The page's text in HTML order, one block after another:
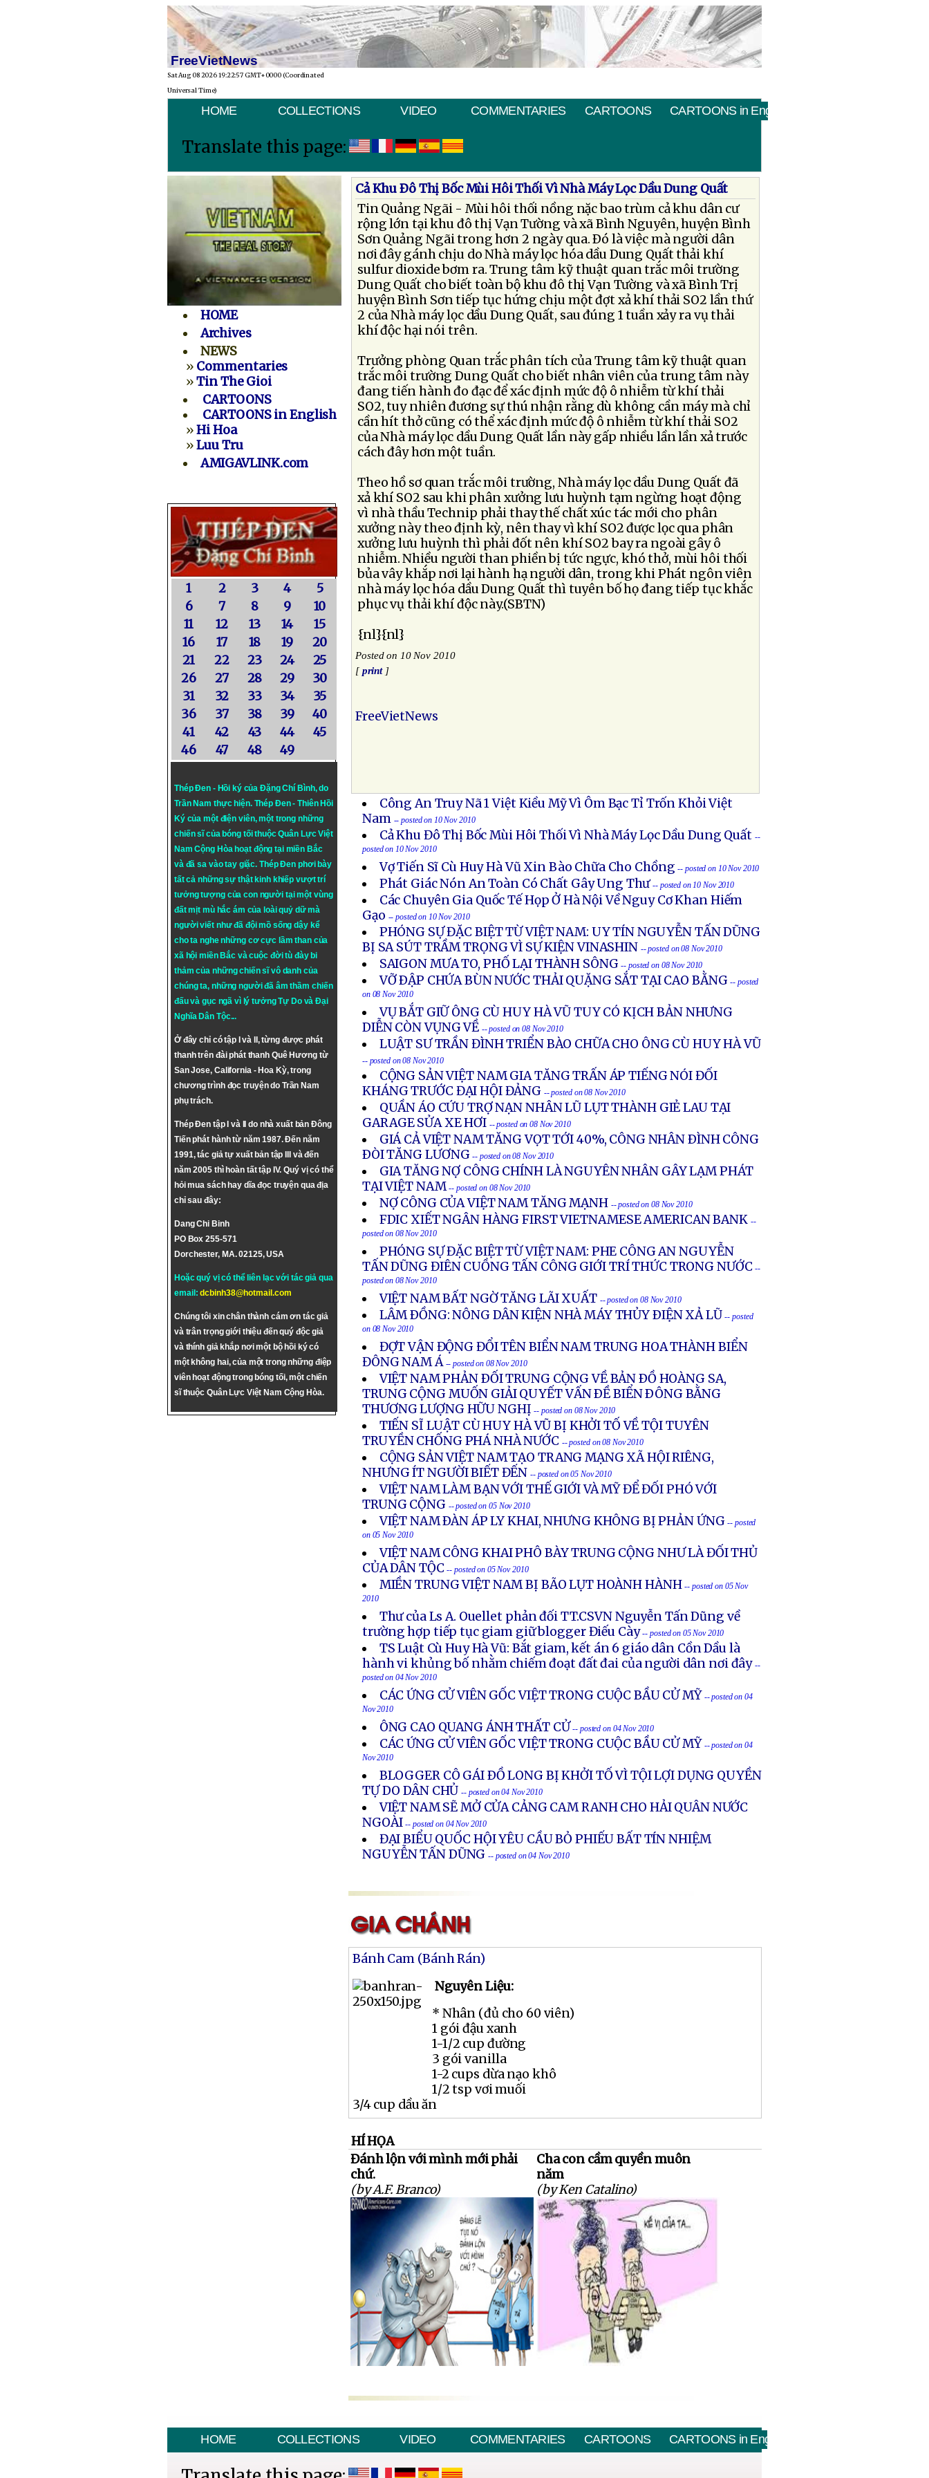
FreeVietNews
Sat Aug 08 2026 19:22:57 GMT+0000 (Coordinated
Universal Time)
HOME COLLECTIONS VIDEO COMMENTARIES CARTOONS CARTOONS in English
Translate this page:
HOME
Archives
NEWS
» Commentaries
»Tin The Gioi
CARTOONS
CARTOONS in English
»Hi Hoa
»Luu Tru
AMIGAVLINK.com
1 2 3 4
5
6
7 8 9
10
11
12 13 14
15
16
17 18 19
20
21
22 23 24
25
26
27 28 29
30
31
32 33 34
35
36
37 38 39
40
41
42 43 44
45
46
47 48 49
Thép Đen - Hồi ký của Đặng Chí Bình, do
Trần Nam thực hiện. Thép Đen- Thiên Hồi
Ký của một điện viên, một trong những
chiến sĩ của bóng tối thuộc Quân Lực Việt
Nam Cộng Hòa hoạt động tại miền Bắc
và đã sa vào tay giặc. Thép Đen phơi bày
tất cả những sự thật kinh khiếp vượt trí
tưởng tượng của con người tại một vùng
đất mịt mù hắc ám của loài quỷ dữ mà
người viết như đã đội mồ sống dậy kể
cho ta nghe những cơ cực lầm than của
xã hội miền Bắc và cuộc đời tù đày bi
thảm của những chiến sĩ vô danh của
chúng ta, những người đã âm thầm chiến
đấu và gục ngã vì lý tưởngTự DovàĐại
Nghĩa Dân Tộc...
Ở đây chỉ có tập I và II, từng được phát
thanh trên đài phát thanh Quê Hương từ
San Jose, California - Hoa Kỳ, trong
chương trình đọc truyện do Trần Nam
phụ trách.
Thép Đen tập I và II do nhà xuất bản Đông
Tiến phát hành từ năm 1987. Đến năm
1991, tác giả tự xuất bản tập III và đến
năm 2005 thì hoàn tất tập IV. Quý vị có thể
hỏi mua sách hay dĩa đọc truyện qua địa
chỉ sau đây:
Dang Chi Binh
PO Box 255-571
Dorchester, MA. 02125, USA
Hoặc quý vị có thể liên lạc với tác giả qua
email:dcbinh38@hotmail.com
Chúng tôi xin chân thành cám ơn tác giả
và trân trọng giới thiệu đến quý độc giả
và thính giả khắp nơi một bộ hồi ký có
một không hai, của một trong những điệp
viên hoạt động trong bóng tối, một chiến
sĩ thuộc Quân Lực Việt Nam Cộng Hòa.
Cả Khu Ðô Thị Bốc Mùi Hôi Thối Vì Nhà Máy Lọc Dầu Dung Quất
Tin Quảng Ngãi - Mùi hôi thối nồng nặc bao trùm cả khu dân cư
rộng lớn tại khu đô thị Vạn Tường và xã Bình Nguyên, huyện Bình
Sơn Quảng Ngãi trong hơn 2 ngày qua. Ðó là việc mà người dân
nơi đây gánh chịu do Nhà máy lọc hóa dầu Dung Quất thải khí
sulfur dioxide bơm ra. Trung tâm kỹ thuật quan trắc môi trường
Dung Quất cho biết toàn bộ khu đô thị Vạn Tường và xã Bình Trị
huyện Bình Sơn tiếp tục hứng chịu một đợt xả khí thải SO2 lần thứ
2 của Nhà máy lọc dầu Dung Quất, sau đúng 1 tuần xảy ra vụ thải
khí độc hại nói trên.
Trưởng phòng Quan trắc phân tích của Trung tâm kỹ thuật quan
trắc môi trường Dung Quất cho biết nhân viên của trung tâm này
đang tiến hành đo đạc để xác định mức độ ô nhiễm từ khí thải
SO2, tuy nhiên đương sự thú nhận rằng dù không cần máy mà chỉ
cần hít thở cũng có thể xác định mức độ ô nhiễm từ khí thải SO2
của Nhà máy lọc dầu Dung Quất lần này gấp nhiều lần lần xả trước
cách đây hơn một tuần.
Theo hồ sơ quan trắc môi trường, Nhà máy lọc dầu Dung Quất đã
xả khí SO2 sau khi phân xưởng lưu huỳnh tạm ngừng hoạt động
vì nhà thầu Technip phải thay thế chất xúc tác mới cho phân
xưởng này theo định kỳ, nên thay vì khí SO2 được lọc qua phân
xưởng lưu huỳnh thì phải đốt nên khí SO2 bay ra ngoài gây ô
nhiễm. Nhiều người than phiền bị tức ngực, khó thở, mùi hôi thối
bủa vây khắp nơi lại hành hạ người dân, trong khi Phát ngôn viên
nhà máy lọc hóa dầu Dung Quất thì tuyên bố họ đang tiếp tục khắc
phục vụ thải khí độc này.(SBTN)
{nl}{nl}
Posted on 10 Nov 2010
[print]
FreeVietNews
Công An Truy Nã 1 Việt Kiều Mỹ Vì Ôm Bạc Tỉ Trốn Khỏi Việt
Nam -- posted on 10 Nov 2010
Cả Khu Đô Thị Bốc Mùi Hôi Thối Vì Nhà Máy Lọc Dầu Dung Quất --
posted on 10 Nov 2010
Vợ Tiến Sĩ Cù Huy Hà Vũ Xin Bào Chữa Cho Chồng -- posted on 10 Nov 2010
Phát Giác Nón An Toàn Có Chất Gây Ung Thư -- posted on 10 Nov 2010
Các Chuyên Gia Quốc Tế Họp Ở Hà Nội Về Nguy Cơ Khan Hiếm
Gạo -- posted on 10 Nov 2010
PHÓNG SỰ ĐẶC BIỆT TỪ VIỆT NAM: UY TÍN NGUYỄN TẤN DŨNG
BỊ SA SÚT TRẦM TRỌNG VÌ SỰ KIỆN VINASHIN -- posted on 08 Nov 2010
SAIGON MƯA TO, PHỐ LẠI THÀNH SÔNG-- posted on 08 Nov 2010
VỠ ÐẬP CHỨA BÙN NƯỚC THẢI QUẶNG SẮT TẠI CAO BẰNG-- posted
on 08 Nov 2010
VỤ BẮT GIỮ ÔNG CÙ HUY HÀ VŨ TUY CÓ KỊCH BẢN NHƯNG
DIỄN CÒN VỤNG VỀ -- posted on 08 Nov 2010
LUẬT SƯ TRẦN ĐÌNH TRIỂN BÀO CHỮA CHO ÔNG CÙ HUY HÀ VŨ
-- posted on 08 Nov 2010
CỘNG SẢN VIỆT NAM GIA TĂNG TRẤN ÁP TIẾNG NÓI ĐỐI
KHÁNG TRƯỚC ĐẠI HỘI ĐẢNG -- posted on 08 Nov 2010
QUẦN ÁO CỨU TRỢ NẠN NHÂN LŨ LỤT THÀNH GIẺ LAU TẠI
GARAGE SỬA XE HƠI -- posted on 08 Nov 2010
GIÁ CẢ VIỆT NAM TĂNG VỌT TỚI 40%, CÔNG NHÂN ÐÌNH CÔNG
ÐÒI TĂNG LƯƠNG -- posted on 08 Nov 2010
GIA TĂNG NỢ CÔNG CHÍNH LÀ NGUYÊN NHÂN GÂY LẠM PHÁT
TẠI VIỆT NAM -- posted on 08 Nov 2010
NỢ CÔNG CỦA VIỆT NAM TĂNG MẠNH -- posted on 08 Nov 2010
FDIC XIẾT NGÂN HÀNG FIRST VIETNAMESE AMERICAN BANK --
posted on 08 Nov 2010
PHÓNG SỰ ĐẶC BIỆT TỪ VIỆT NAM: PHE CÔNG AN NGUYỄN
TẤN DŨNG ĐIÊN CUỒNG TẤN CÔNG GIỚI TRÍ THỨC TRONG NƯỚC --
posted on 08 Nov 2010
VIỆT NAM BẤT NGỜ TĂNG LÃI XUẤT -- posted on 08 Nov 2010
LÂM ÐỒNG: NÔNG DÂN KIỆN NHÀ MÁY THỦY ÐIỆN XẢ LŨ -- posted
on 08 Nov 2010
ĐỢT VẬN ĐỘNG ĐỔI TÊN BIỂN NAM TRUNG HOA THÀNH BIỂN
ĐÔNG NAM Á -- posted on 08 Nov 2010
VIỆT NAM PHẢN ÐỐI TRUNG CỘNG VỀ BẢN ÐỒ HOÀNG SA,
TRUNG CỘNG MUỐN GIẢI QUYẾT VẤN ÐỀ BIỂN ÐÔNG BẰNG
THƯƠNG LƯỢNG HỮU NGHỊ -- posted on 08 Nov 2010
TIẾN SĨ LUẬT CÙ HUY HÀ VŨ BỊ KHỞI TỐ VỀ TỘI TUYÊN
TRUYỀN CHỐNG PHÁ NHÀ NƯỚC -- posted on 08 Nov 2010
CỘNG SẢN VIỆT NAM TẠO TRANG MẠNG XÃ HỘI RIÊNG,
NHƯNG ÍT NGƯỜI BIẾT ĐẾN -- posted on 05 Nov 2010
VIỆT NAM LÀM BẠN VỚI THẾ GIỚI VÀ MỸ ĐỂ ĐỐI PHÓ VỚI
TRUNG CỘNG -- posted on 05 Nov 2010
VIỆT NAM ÐÀN ÁP LY KHAI, NHƯNG KHÔNG BỊ PHẢN ỨNG-- posted
on 05 Nov 2010
VIỆT NAM CÔNG KHAI PHÔ BÀY TRUNG CỘNG NHƯ LÀ ĐỐI THỦ
CỦA DÂN TỘC-- posted on 05 Nov 2010
MIỀN TRUNG VIỆT NAM BỊ BÃO LỤT HOÀNH HÀNH -- posted on 05 Nov
2010
Thư của Ls A. Ouellet phản đối TT.CSVN Nguyễn Tấn Dũng về
trường hợp tiếp tục giam giữ blogger Điếu Cày -- posted on 05 Nov 2010
TS Luật Cù Huy Hà Vũ: Bắt giam, kết án 6 giáo dân Cồn Dầu là
hành vi khủng bố nhằm chiếm đoạt đất đai của người dân nơi đây --
posted on 04 Nov 2010
CÁC ỨNG CỬ VIÊN GỐC VIỆT TRONG CUỘC BẦU CỬ MỸ -- posted on 04
Nov 2010
ÔNG CAO QUANG ÁNH THẤT CỬ -- posted on 04 Nov 2010
CÁC ỨNG CỬ VIÊN GỐC VIỆT TRONG CUỘC BẦU CỬ MỸ -- posted on 04
Nov 2010
BLOGGER CÔ GÁI ÐỒ LONG BỊ KHỞI TỐ VÌ TỘI LỢI DỤNG QUYỀN
TỰ DO DÂN CHỦ -- posted on 04 Nov 2010
VIỆT NAM SẼ MỞ CỬA CẢNG CAM RANH CHO HẢI QUÂN NƯỚC
NGOÀI -- posted on 04 Nov 2010
ĐẠI BIỂU QUỐC HỘI YÊU CẦU BỎ PHIẾU BẤT TÍN NHIỆM
NGUYỄN TẤN DŨNG -- posted on 04 Nov 2010
Bánh Cam (Bánh Rán)
Nguyên Liệu:
* Nhân (đủ cho 60 viên)
1 gói đậu xanh
1-1/2 cup đường
3 gói vanilla
1-2 cups dừa nạo khô
1/2 tsp vơi muối
3/4 cup dầu ăn
HÍ HỌA
Đánh lộn với mình mới phải
chứ.
(by A.F. Branco)
Cha con cầm quyền muôn
năm
(by Ken Catalino)
HOME COLLECTIONS VIDEO COMMENTARIES CARTOONS CARTOONS in English